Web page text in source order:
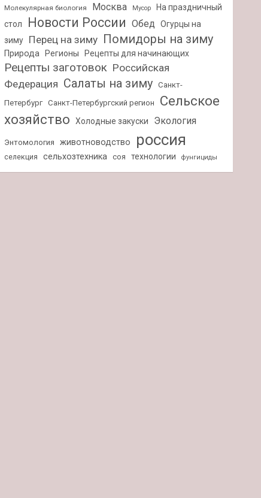
Молекулярная биология Москва Мусор
На праздничный
стол
Новости России Обед
Огурцы на
зиму
Перец на зиму Помидоры на зиму
Природа Регионы Рецепты для начинающих
Рецепты заготовок Российская
Федерация Салаты на зиму
Санкт-
Петербург Санкт-Петербургский регион
Сельское
хозяйство
Холодные закуски Экология
Энтомология животноводство россия
селекция сельхозтехника соя технологии фунгициды